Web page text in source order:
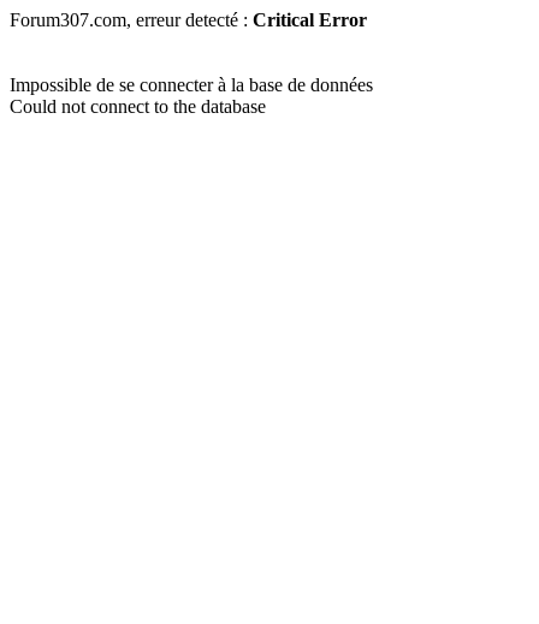
Forum307.com, erreur detecté : Critical Error
Impossible de se connecter à la base de données
Could not connect to the database